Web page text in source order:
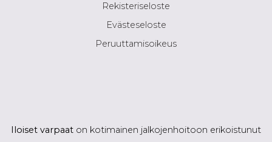
Rekisteriseloste
Evästeseloste
Peruuttamisoikeus
Iloiset varpaat on kotimainen jalkojenhoitoon erikoistunut